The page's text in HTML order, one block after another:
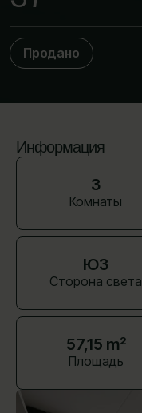
Продано
Информация
3
Комнаты
ЮЗ
Сторона света
57,15 m²
Площадь